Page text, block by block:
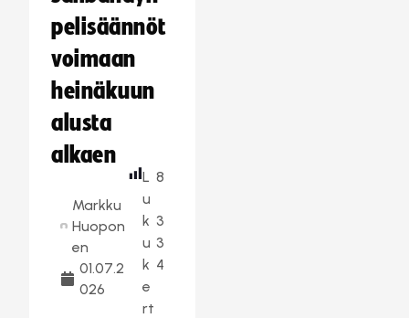
pelisäännöt
voimaan
heinäkuun
alusta
alkaen
Markku
Huopon
en
01.07.2
026
L
u
k
u
k
e
rt
8
3
3
4